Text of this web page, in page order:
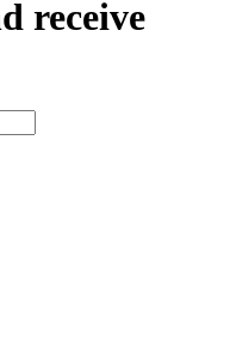
receive